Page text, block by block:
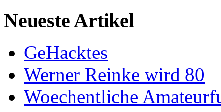
Neueste Artikel
GeHacktes
Werner Reinke wird 80
Woechentliche